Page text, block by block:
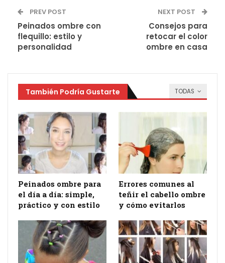
PREV POST
Peinados ombre con
flequillo: estilo y
personalidad
NEXT POST
Consejos para
retocar el color
ombre en casa
TODAS
También Podría Gustarte
Peinados ombre para
el día a día: simple,
práctico y con estilo
Errores comunes al
teñir el cabello ombre
y cómo evitarlos